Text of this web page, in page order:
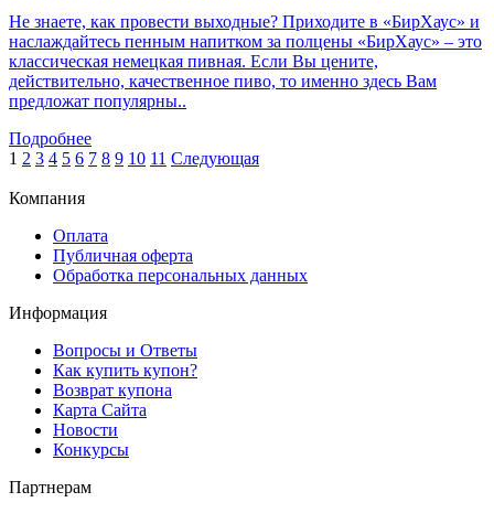
Не знаете, как провести выходные? Приходите в «БирХаус» и
наслаждайтесь пенным напитком за полцены «БирХаус» – это
классическая немецкая пивная. Если Вы цените,
действительно, качественное пиво, то именно здесь Вам
предложат популярны..
Подробнее
1 2 3 4 5 6 7 8 9 10 11 Следующая
Компания
Оплата
Публичная оферта
Обработка персональных данных
Информация
Вопросы и Ответы
Как купить купон?
Возврат купона
Карта Сайта
Новости
Конкурсы
Партнерам